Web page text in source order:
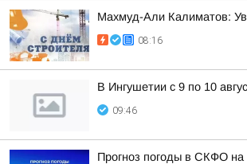
Махмуд-Али Калиматов:
08:16
В Ингушетии с 9 по 10
09:46
Прогноз погоды в СКФО на